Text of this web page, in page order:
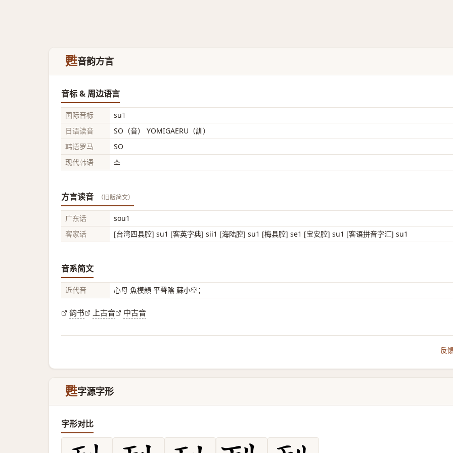
甦音韵方言
音标 & 周边语言
国际音标
su˥
日语读音
SO（音） YOMIGAERU（訓）
韩语罗马
SO
现代韩语
소
方言读音 （旧版简文）
广东话
sou1
客家话
[台湾四县腔] su1 [客英字典] sii1 [海陆腔] su1 [梅县腔] se1 [宝安腔] su1 [客语拼音字汇] su1
音系简文
近代音 心母 魚模韻 平聲陰 蘇小空；
韵书 上古音 中古音
反
甦字源字形
字形对比